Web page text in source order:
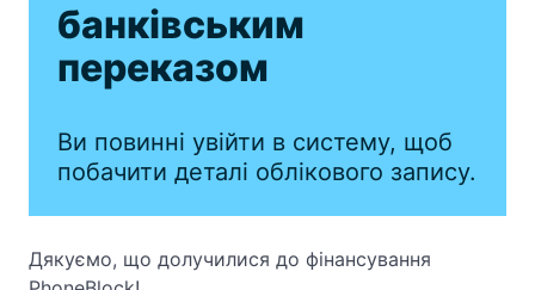
банківським
переказом
Ви повинні увійти в систему, щоб
побачити деталі облікового запису.
Дякуємо, що долучилися до фінансування